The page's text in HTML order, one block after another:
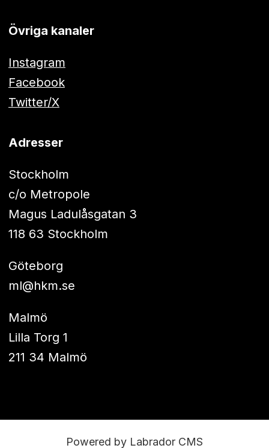
Övriga kanaler
Instagram
Facebook
Twitter/X
Adresser
Stockholm
c/o Metropole
Magus Ladulåsgatan 3
118 63 Stockholm
Göteborg
ml@hkm.se
Malmö
Lilla Torg 1
211 34 Malmö
Powered by Labrador CMS